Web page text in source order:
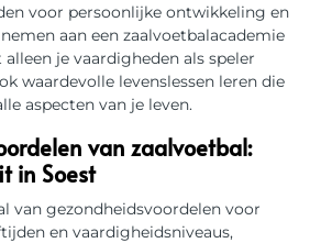
voor persoonlijke ontwikkeling en
aan een zaalvoetbalacademie
je vaardigheden als speler
waardevolle levenslessen leren die
aspecten van je leven.
van zaalvoetbal:
in Soest
van gezondheidsvoordelen voor
en vaardigheidsniveaus,